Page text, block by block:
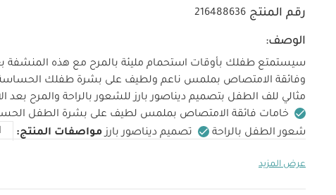
رقم المنتج 216488636
الوصف:
سيستمتع طفلك بأوقات استحمام مليئة بالمرح مع هذه
وفائقة الامتصاص بملمس ناعم ولطيف على بشرة طفلك الحساسة
مثالي للف الطفل بتصميم ديناصور بارز للشعور بالراحة والمرح بعد
خامات فائقة الامتصاص بملمس لطيف على بشرة الطفل
شعور الطفل بالراحة
تصميم ديناصور بارز مواصفات المنتج:
العناية/الإرشادات:
عرض المزيد